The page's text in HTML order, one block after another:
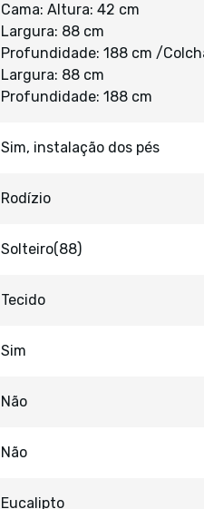
Cama: Altura: 42 cm
Largura: 88 cm
Profundidade: 188 cm /
Largura: 88 cm
Profundidade: 188 cm
Sim, instalação dos pés
Rodízio
Solteiro(88)
Tecido
Sim
Não
Não
Eucalipto